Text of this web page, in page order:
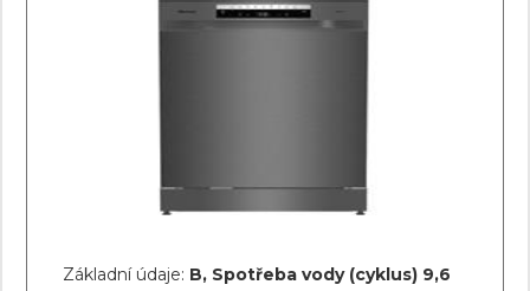
Základní údaje: B, Spotřeba vody (cyklus) 9,6